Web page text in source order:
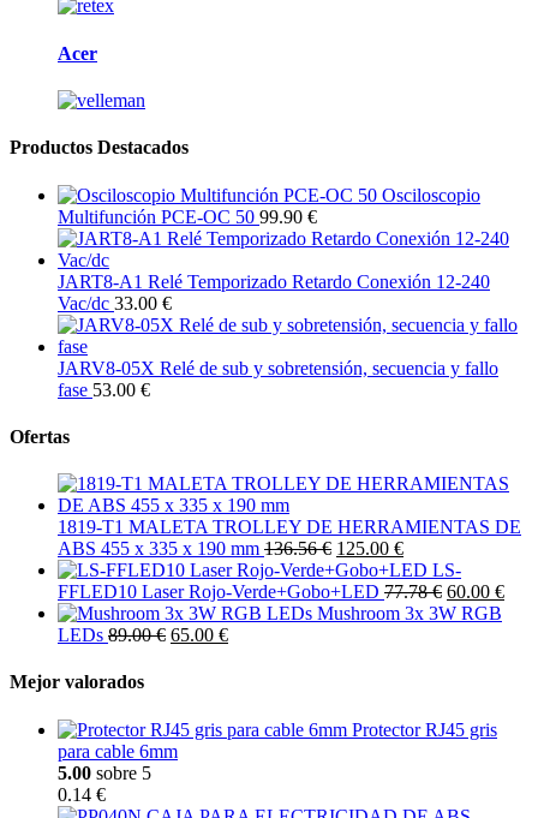
Acer
Productos Destacados
Osciloscopio
Multifunción PCE-OC 50 99.90 €
JART8-A1 Relé Temporizado Retardo Conexión 12-240
Vac/dc 33.00 €
JARV8-05X Relé de sub y sobretensión, secuencia y fallo
fase 53.00 €
Ofertas
1819-T1 MALETA TROLLEY DE HERRAMIENTAS DE
ABS 455 x 335 x 190 mm 136.56 € 125.00 €
LS-
FFLED10 Laser Rojo-Verde+Gobo+LED 77.78 € 60.00 €
Mushroom 3x 3W RGB
LEDs 89.00 € 65.00 €
Mejor valorados
Protector RJ45 gris
para cable 6mm
5.00 sobre 5
0.14 €